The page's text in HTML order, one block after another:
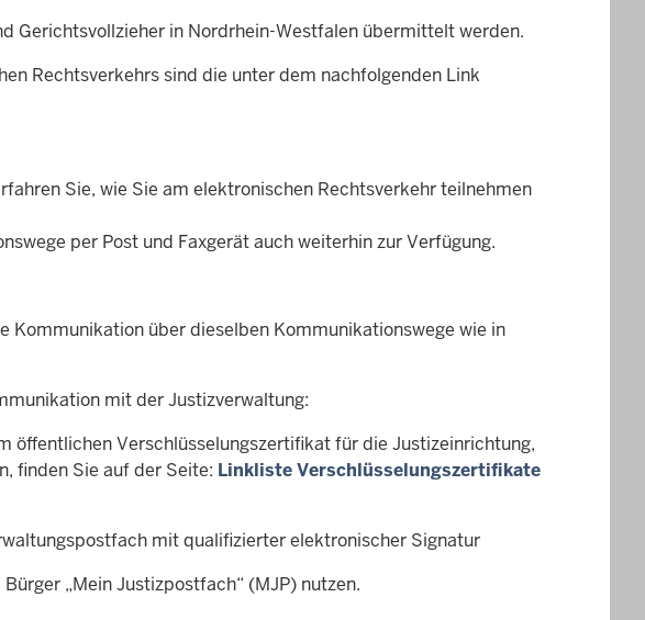
Gerichtsvollzieher in Nordrhein-Westfalen übermittelt werden.
Rechtsverkehrs sind die unter dem nachfolgenden Link
Sie, wie Sie am elektronischen Rechtsverkehr teilnehmen
per Post und Faxgerät auch weiterhin zur Verfügung.
Kommunikation über dieselben Kommunikationswege wie in
mit der Justizverwaltung:
öffentlichen Verschlüsselungszertifikat für die Justizeinrichtung,
finden Sie auf der Seite: Linkliste Verschlüsselungszertifikate
mit qualifizierter elektronischer Signatur
„Mein Justizpostfach“ (MJP) nutzen.